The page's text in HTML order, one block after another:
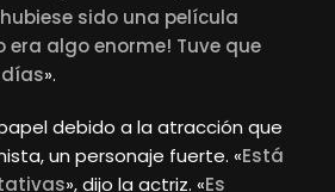
sido una película
era algo enorme! Tuve que
».
debido a la atracción que
un personaje fuerte. «Está
», dijo la actriz. «Es